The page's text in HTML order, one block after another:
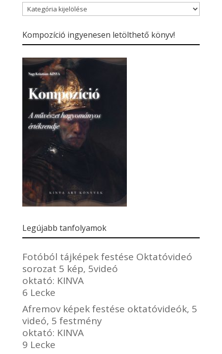
Blogbejegyzések
kategóriái
Kompozíció ingyenesen letölthető könyv!
Legújabb tanfolyamok
Fotóból tájképek festése Oktatóvideó
sorozat 5 kép, 5videó
oktató: KINVA
6 Lecke
Afremov képek festése oktatóvideók, 5
videó, 5 festmény
oktató: KINVA
9 Lecke